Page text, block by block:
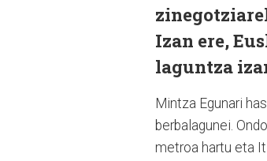
Izan ere,
laguntza
Mintza Egunari
berbalagunei.
metroa hartu eta